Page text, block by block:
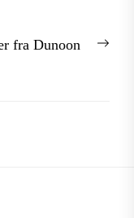
fra Dunoon